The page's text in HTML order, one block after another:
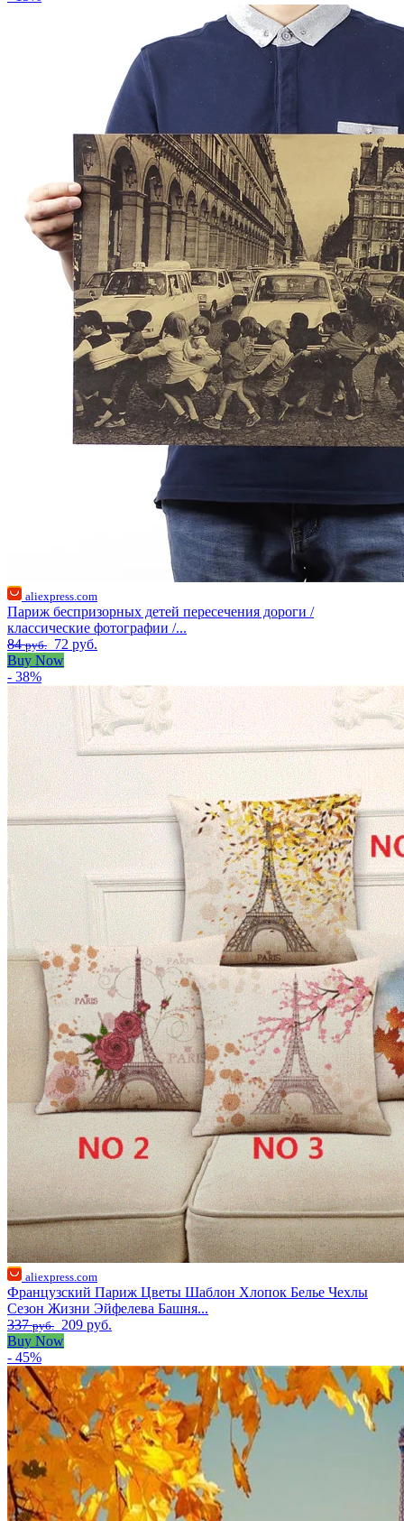
aliexpress.com
Париж беспризорных детей пересечения дороги /
классические фотографии /...
84руб. 72 руб.
Buy Now
- 38%
aliexpress.com
Французский Париж Цветы Шаблон Хлопок Белье Чехлы
Сезон Жизни Эйфелева Башня...
337руб. 209 руб.
Buy Now
- 45%